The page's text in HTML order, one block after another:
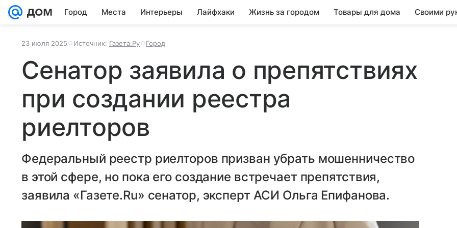
Город Места Интерьеры Лайфхаки Жизнь за городом Товары для дома Своими
23 июля 2025 Источник: Газета.Ру Город
Сенатор заявила о препятствиях
при создании реестра
риелторов
Федеральный реестр риелторов призван убрать мошенничество
в этой сфере, но пока его создание встречает препятствия,
заявила «Газете.Ru» сенатор, эксперт АСИ Ольга Епифанова.